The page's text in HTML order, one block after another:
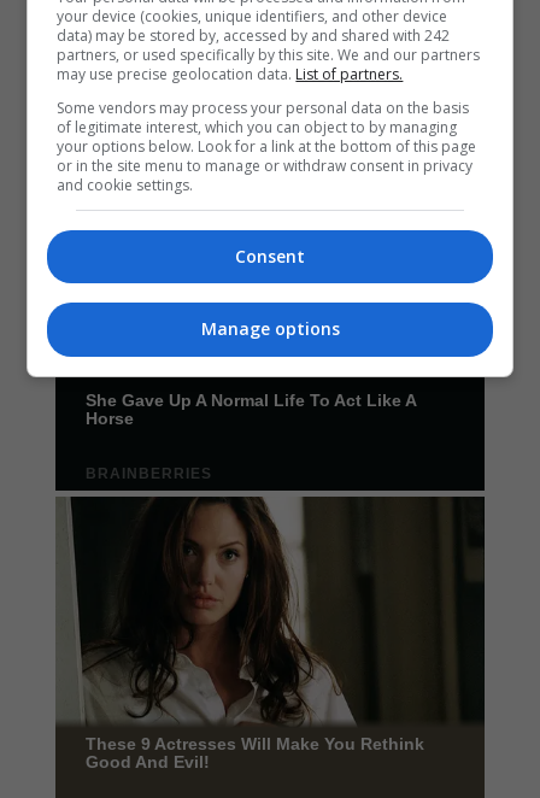
your device (cookies, unique identifiers, and other device
data) may be stored by, accessed by and shared with 242
partners, or used specifically by this site. We and our partners
may use precise geolocation data. List of partners.
Some vendors may process your personal data on the basis
of legitimate interest, which you can object to by managing
your options below. Look for a link at the bottom of this page
or in the site menu to manage or withdraw consent in privacy
and cookie settings.
Consent
Manage options